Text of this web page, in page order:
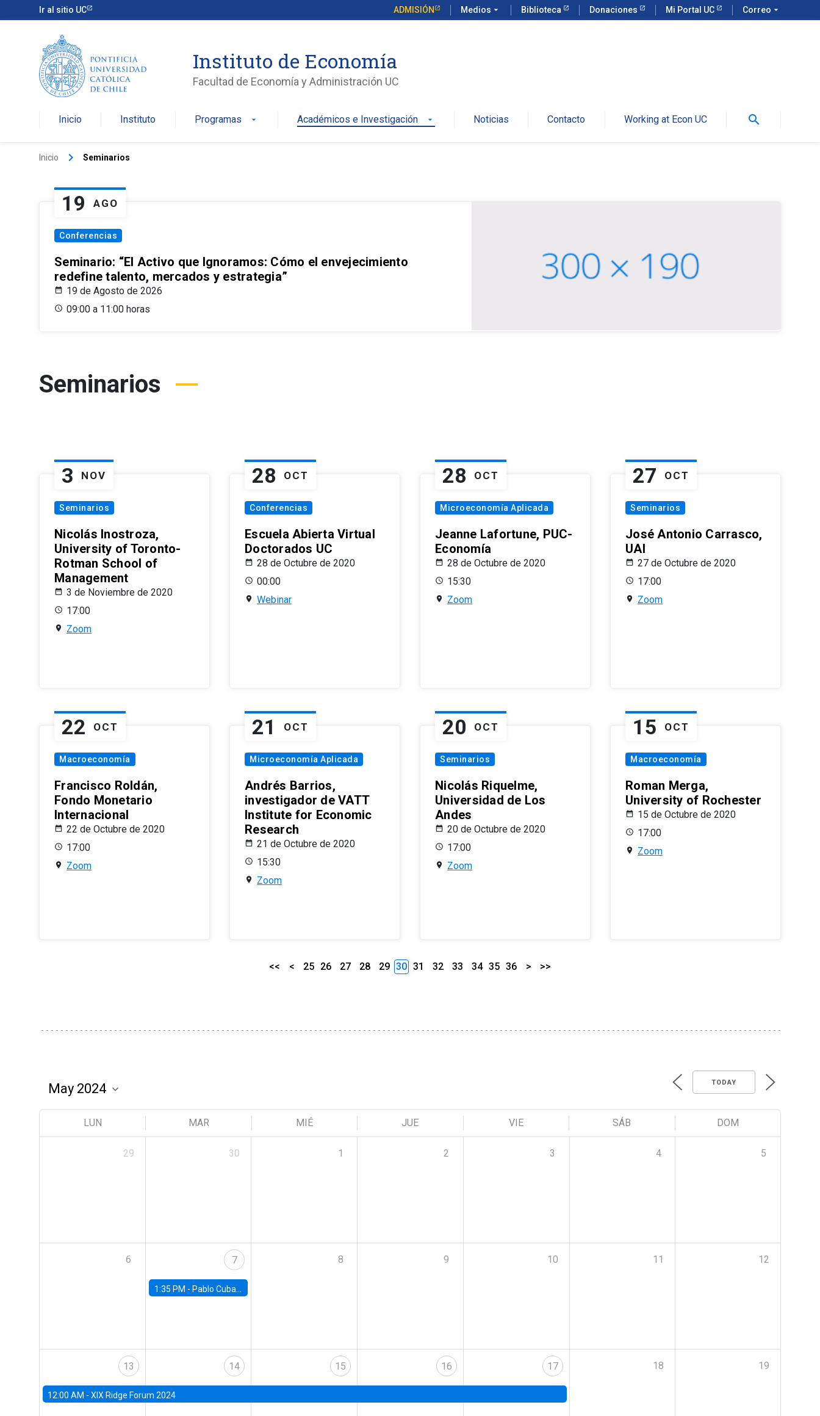
Ir al sitio UC ADMISIÓN Medios arrow_drop_down Biblioteca Donaciones Mi Portal UC Correo arrow_drop_down
Instituto de Economía
Facultad de Economía y Administración UC
Inicio Instituto Programas arrow_drop_down Académicos e Investigación arrow_drop_down Noticias Contacto Working at Econ UC search
Inicio keyboard_arrow_right Seminarios
19 AGO
Conferencias
Seminario: “El Activo que Ignoramos: Cómo el envejecimiento
redefine talento, mercados y estrategia”
19 de Agosto de 2026
09:00 a 11:00 horas
Seminarios
3 NOV
Seminarios
Nicolás Inostroza,
University of Toronto-
Rotman School of
Management
3 de Noviembre de 2020
17:00
Zoom
28 OCT
Conferencias
Escuela Abierta Virtual
Doctorados UC
28 de Octubre de 2020
00:00
Webinar
28 OCT
Microeconomía Aplicada
Jeanne Lafortune, PUC-
Economía
28 de Octubre de 2020
15:30
Zoom
27 OCT
Seminarios
José Antonio Carrasco,
UAI
27 de Octubre de 2020
17:00
Zoom
22 OCT
Macroeconomía
Francisco Roldán,
Fondo Monetario
Internacional
22 de Octubre de 2020
17:00
Zoom
21 OCT
Microeconomía Aplicada
Andrés Barrios,
investigador de VATT
Institute for Economic
Research
21 de Octubre de 2020
15:30
Zoom
20 OCT
Seminarios
Nicolás Riquelme,
Universidad de Los
Andes
20 de Octubre de 2020
17:00
Zoom
15 OCT
Macroeconomía
Roman Merga,
University of Rochester
15 de Octubre de 2020
17:00
Zoom
<< < 25 26 27 28 29 30 31 32 33 34 35 36 > >>
TODAY
LUN MAR MIÉ JUE VIE SÁB DOM
29 30 1 2 3 4 5
6 7
1:35 PM - Pablo Cuba, FED Board
8 9 10 11 12
13
12:00 AM - XIX Ridge Forum 2024
14 15 16 17 18 19